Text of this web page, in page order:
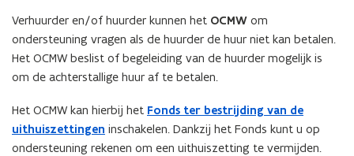
Verhuurder en/of huurder kunnen het OCMW om
ondersteuning vragen als de huurder de huur niet kan betalen.
Het OCMW beslist of begeleiding van de huurder mogelijk is
om de achterstallige huur af te betalen.
Het OCMW kan hierbij het Fonds ter bestrijding van de
uithuiszettingen inschakelen. Dankzij het Fonds kunt u op
ondersteuning rekenen om een uithuiszetting te vermijden.